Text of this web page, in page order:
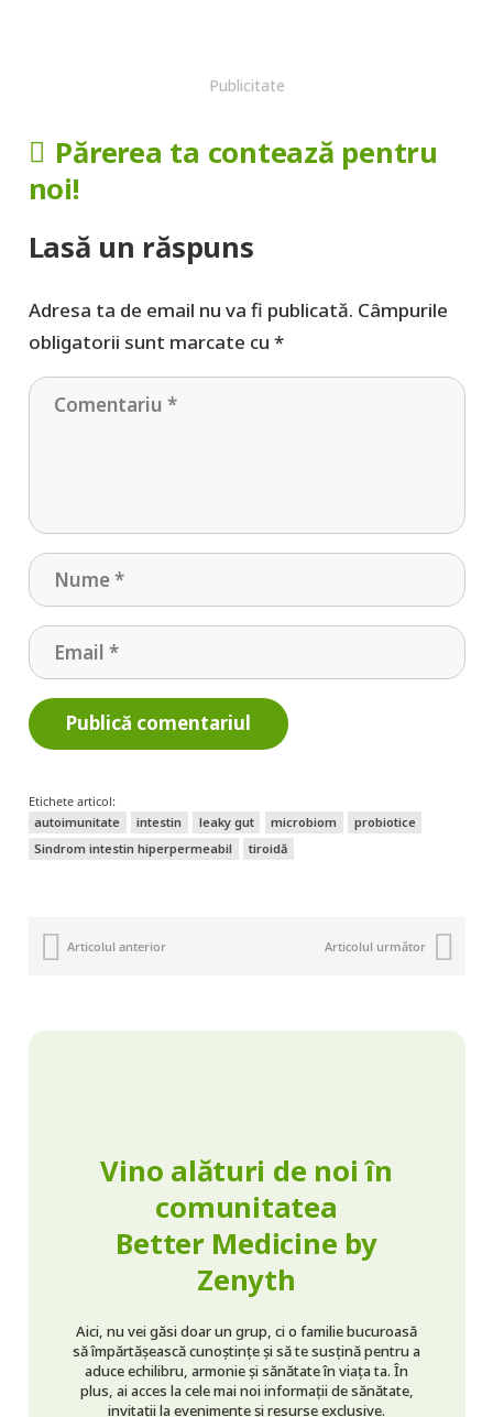
Publicitate
Părerea ta contează pentru
noi!
Lasă un răspuns
Adresa ta de email nu va fi publicată. Câmpurile
obligatorii sunt marcate cu *
Publică comentariul
Etichete articol:
autoimunitate
intestin leaky gut microbiom
probiotice
Sindrom intestin hiperpermeabil
tiroidă
Articolul anterior Articolul următor
Vino alături de noi în
comunitatea
Better Medicine by
Zenyth
Aici, nu vei găsi doar un grup, ci o familie bucuroasă
să împărtășească cunoștințe și să te susțină pentru a
aduce echilibru, armonie și sănătate în viața ta. În
plus, ai acces la cele mai noi informații de sănătate,
invitații la evenimente și resurse exclusive.